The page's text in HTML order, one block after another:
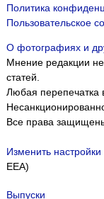
Политика
Пользовательское
О фотографиях и
Мнение редакции не
статей.
Любая перепечатка
Все права
Изменить
EEA)
Выпуски